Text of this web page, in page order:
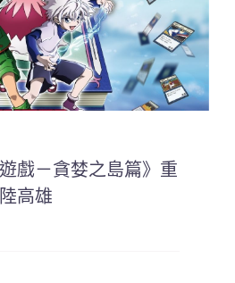
戲－貪婪之島篇》重
高雄